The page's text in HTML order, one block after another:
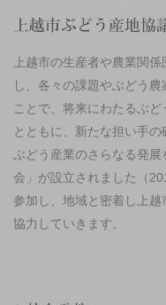
上越市の生産者や農業関
し、各々の課題やぶどう
ことで、将来にわたるぶ
とともに、新たな担い手
ぶどう産業のさらなる発
会」が設立されました（
参加し、地域と密着し上
協力していきます。